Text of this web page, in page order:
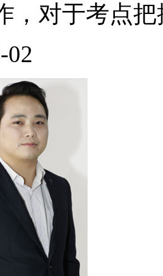
，对于考点
02